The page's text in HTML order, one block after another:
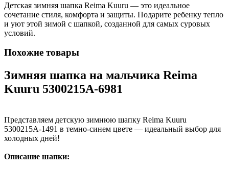
Детская зимняя шапка Reima Kuuru — это идеальное
сочетание стиля, комфорта и защиты. Подарите ребенку тепло
и уют этой зимой с шапкой, созданной для самых суровых
условий.
Похожие товары
Зимняя шапка на мальчика Reima
Kuuru 5300215A-6981
Представляем детскую зимнюю шапку Reima Kuuru
5300215A-1491 в темно-синем цвете — идеальный выбор для
холодных дней!
Описание шапки: